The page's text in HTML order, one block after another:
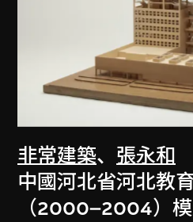
非常建築、 張永和
中國河北省河北教
（2000–2004）